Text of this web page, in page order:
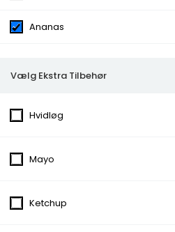
Menuer
Pitabrød serveret med pommes frites,
130,00 kr.
Menu 3
130,00 kr.
Ananas
Vælg Ekstra Tilbehør
Hvidløg
Mayo
Ketchup